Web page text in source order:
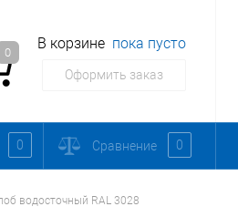
0
В корзине пока пусто
Оформить заказ
0 Сравнение 0
водосточный RAL 3028